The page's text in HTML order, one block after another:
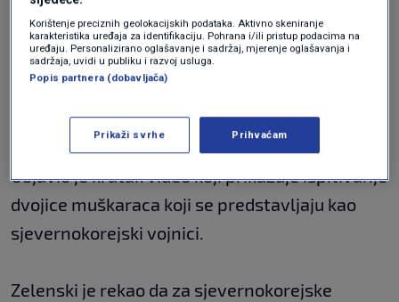
"Ukrajina je spremna Kim Jong Unu predati
vojnike ako on može organizirati njihovu
razmjenu s našim ratnicima zarobljenima u
Rusiji", rekao je Zelenski.
Objavio je kratak video koji prikazuje ispitivanje
dvojice muškaraca koji se predstavljaju kao
sjevernokorejski vojnici.
Zelenski je rekao da za sjevernokorejske
Korištenje preciznih geolokacijskih podataka. Aktivno skeniranje
karakteristika uređaja za identifikaciju. Pohrana i/ili pristup podacima na
uređaju. Personalizirano oglašavanje i sadržaj, mjerenje oglašavanja i
sadržaja, uvidi u publiku i razvoj usluga.
Popis partnera (dobavljača)
Prikaži svrhe Prihvaćam